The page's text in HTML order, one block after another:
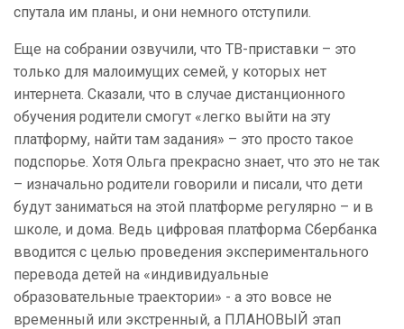
спутала им планы, и они немного отступили.
Еще на собрании озвучили, что ТВ-приставки – это
только для малоимущих семей, у которых нет
интернета. Сказали, что в случае дистанционного
обучения родители смогут «легко выйти на эту
платформу, найти там задания» – это просто такое
подспорье. Хотя Ольга прекрасно знает, что это не так
– изначально родители говорили и писали, что дети
будут заниматься на этой платформе регулярно – и в
школе, и дома. Ведь цифровая платформа Сбербанка
вводится с целью проведения экспериментального
перевода детей на «индивидуальные
образовательные траектории» - а это вовсе не
временный или экстренный, а ПЛАНОВЫЙ этап